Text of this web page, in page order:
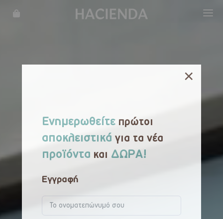
REWARDS
CAREER
×
Ενημερωθείτε πρώτοι
αποκλειστικά για τα νέα
προϊόντα και ΔΩΡΑ!
Εγγραφή